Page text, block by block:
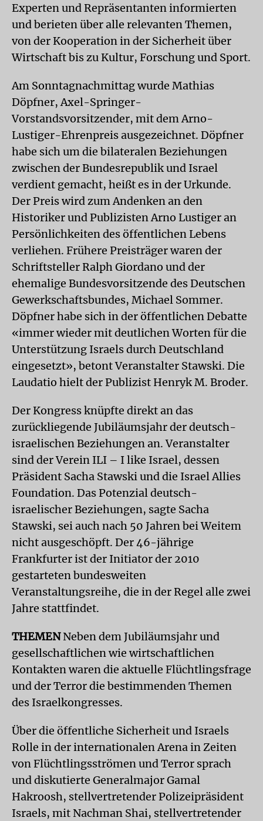
Experten und Repräsentanten informierten
und berieten über alle relevanten Themen,
von der Kooperation in der Sicherheit über
Wirtschaft bis zu Kultur, Forschung und Sport.
Am Sonntagnachmittag wurde Mathias
Döpfner, Axel-Springer-
Vorstandsvorsitzender, mit dem Arno-
Lustiger-Ehrenpreis ausgezeichnet. Döpfner
habe sich um die bilateralen Beziehungen
zwischen der Bundesrepublik und Israel
verdient gemacht, heißt es in der Urkunde.
Der Preis wird zum Andenken an den
Historiker und Publizisten Arno Lustiger an
Persönlichkeiten des öffentlichen Lebens
verliehen. Frühere Preisträger waren der
Schriftsteller Ralph Giordano und der
ehemalige Bundesvorsitzende des Deutschen
Gewerkschaftsbundes, Michael Sommer.
Döpfner habe sich in der öffentlichen Debatte
«immer wieder mit deutlichen Worten für die
Unterstützung Israels durch Deutschland
eingesetzt», betont Veranstalter Stawski. Die
Laudatio hielt der Publizist Henryk M. Broder.
Der Kongress knüpfte direkt an das
zurückliegende Jubiläumsjahr der deutsch-
israelischen Beziehungen an. Veranstalter
sind der Verein ILI – I like Israel, dessen
Präsident Sacha Stawski und die Israel Allies
Foundation. Das Potenzial deutsch-
israelischer Beziehungen, sagte Sacha
Stawski, sei auch nach 50 Jahren bei Weitem
nicht ausgeschöpft. Der 46-jährige
Frankfurter ist der Initiator der 2010
gestarteten bundesweiten
Veranstaltungsreihe, die in der Regel alle zwei
Jahre stattfindet.
THEMENNeben dem Jubiläumsjahr und
gesellschaftlichen wie wirtschaftlichen
Kontakten waren die aktuelle Flüchtlingsfrage
und der Terror die bestimmenden Themen
des Israelkongresses.
Über die öffentliche Sicherheit und Israels
Rolle in der internationalen Arena in Zeiten
von Flüchtlingsströmen und Terror sprach
und diskutierte Generalmajor Gamal
Hakroosh, stellvertretender Polizeipräsident
Israels, mit Nachman Shai, stellvertretender